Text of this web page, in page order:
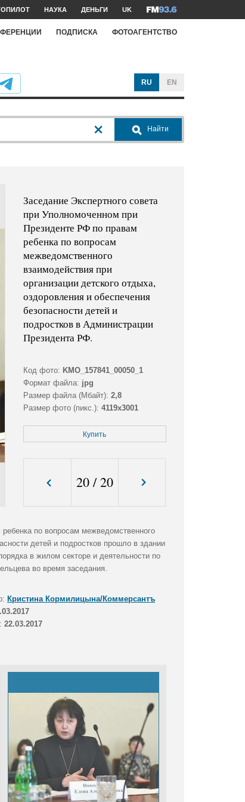
НАУКА ДЕНЬГИ UK
ПОДПИСКА ФОТОАГЕНТСТВО
RU EN
Найти
Заседание Экспертного совета
при Уполномоченном при
Президенте РФ по правам
ребенка по вопросам
межведомственного
взаимодействия при
организации детского отдыха,
оздоровления и обеспечения
безопасности детей и
подростков в Администрации
Президента РФ.
Код фото: KMO_157841_00050_1
Формат файла: jpg
Размер файла (Мбайт): 2,8
Размер фото (пикс.): 4119x3001
Купить
20/20
по вопросам межведомственного
детей и подростков прошло в здании
в жилом секторе и деятельности по
во время заседания.
Кристина Кормилицына/Коммерсантъ
22.03.2017